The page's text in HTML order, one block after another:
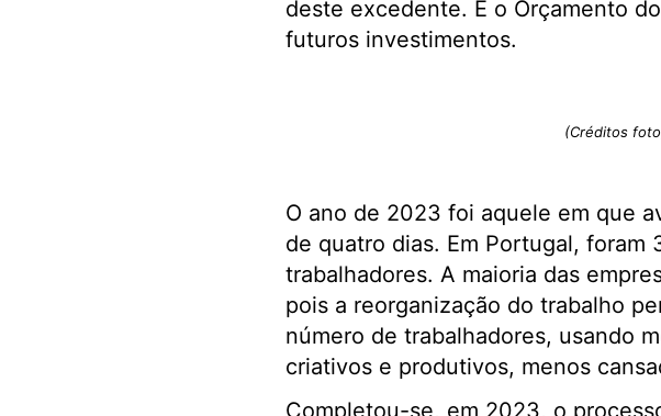
deste excedente. E o Orçamento
futuros investimentos.
(Créditos
O ano de 2023 foi aquele em que
de quatro dias. Em Portugal, foram
trabalhadores. A maioria das
pois a reorganização do trabalho
número de trabalhadores, usando
criativos e produtivos, menos
Completou-se, em 2023, o